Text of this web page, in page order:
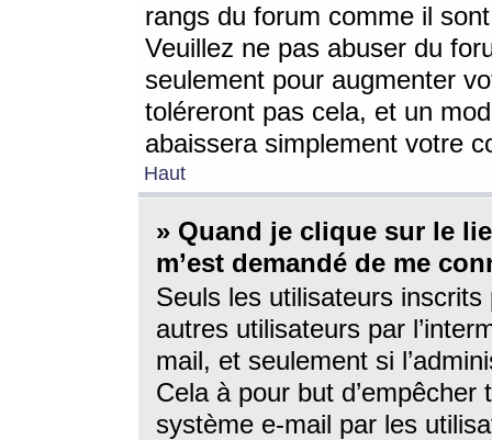
rangs du forum comme il
Veuillez ne pas abuser du
seulement pour augmenter
toléreront pas cela, et un
abaissera simplement votre
Haut
» Quand je clique sur le
m’est demandé de me
Seuls les utilisateurs
autres utilisateurs par
mail, et seulement si
Cela à pour but
système e-mail par les